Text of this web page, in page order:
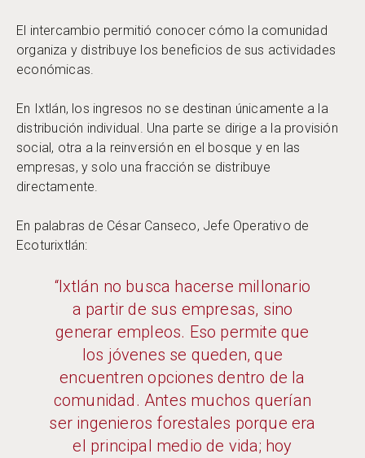
El intercambio permitió conocer cómo la comunidad
organiza y distribuye los beneficios de sus actividades
económicas.
En Ixtlán, los ingresos no se destinan únicamente a la
distribución individual. Una parte se dirige a la provisión
social, otra a la reinversión en el bosque y en las
empresas, y solo una fracción se distribuye
directamente.
En palabras de César Canseco, Jefe Operativo de
Ecoturixtlán:
“Ixtlán no busca hacerse millonario
a partir de sus empresas, sino
generar empleos. Eso permite que
los jóvenes se queden, que
encuentren opciones dentro de la
comunidad. Antes muchos querían
ser ingenieros forestales porque era
el principal medio de vida; hoy